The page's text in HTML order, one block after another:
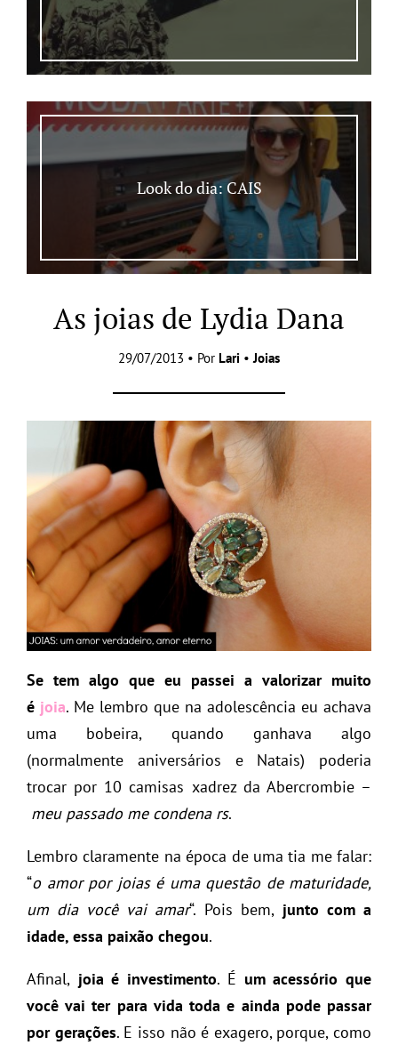
Look do dia: CAIS
As joias de Lydia Dana
29/07/2013 • Por Lari •Joias
Se tem algo que eu passei a valorizar muito
é joia. Me lembro que na adolescência eu achava
uma bobeira, quando ganhava algo
(normalmente aniversários e Natais) poderia
trocar por 10 camisas xadrez da Abercrombie –
meu passado me condena rs.
Lembro claramente na época de uma tia me falar:
“o amor por joias é uma questão de maturidade,
um dia você vai amar“. Pois bem,junto com a
idade, essa paixão chegou.
Afinal, joia é investimento. É um acessório que
você vai ter para vida toda e ainda pode passar
por gerações. E isso não é exagero, porque, como